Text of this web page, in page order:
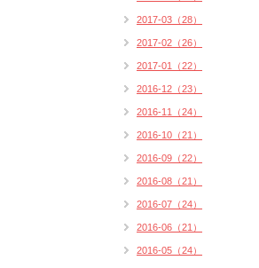
2017-03（28）
2017-02（26）
2017-01（22）
2016-12（23）
2016-11（24）
2016-10（21）
2016-09（22）
2016-08（21）
2016-07（24）
2016-06（21）
2016-05（24）